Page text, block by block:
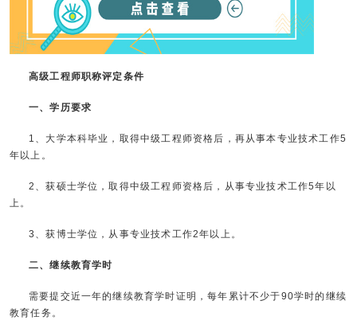
高级工程师职称评定条件
一、学历要求
1、大学本科毕业，取得中级工程师资格后，再从事本专业技术工作5
年以上。
2、获硕士学位，取得中级工程师资格后，从事专业技术工作5年以
上。
3、获博士学位，从事专业技术工作2年以上。
二、继续教育学时
需要提交近一年的继续教育学时证明，每年累计不少于90学时的继续
教育任务。